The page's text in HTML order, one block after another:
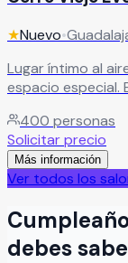
★Nuevo•
Lugar íntimo al
espacio especial.
comprometidos.
400 personas
Solicitar precio
Más información
Ver todos los
debes